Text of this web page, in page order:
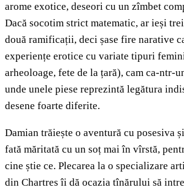
arome exotice, deseori cu un zîmbet
Dacă socotim strict matematic, ar ieși
două ramificații, deci șase fire narative
experiențe erotice cu variate tipuri
arheoloage, fete de la țară), cam ca-ntr-
unde unele piese reprezintă legătura
desene foarte diferite.
Damian trăiește o aventură cu posesiva
fată măritată cu un soț mai în vîrstă,
cine știe ce. Plecarea la o specializare
din Chartres îi dă ocazia tînărului să